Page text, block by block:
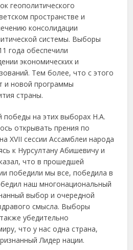
геополитического
пространстве и
консолидации
системы. Выборы
года обеспечили
экономических и
Тем более, что с этого
и новой программы
страны.
победы на этих выборах Н.А.
открывать прения по
XVII сессии Ассамблеи народа
к Нурсултану Абишевичу и
что в прошедшей
победили мы все, победила в
наш многонациональный
выбор и очередной
смысла. Выборы
убедительно
что у нас одна страна,
Лидер нации.